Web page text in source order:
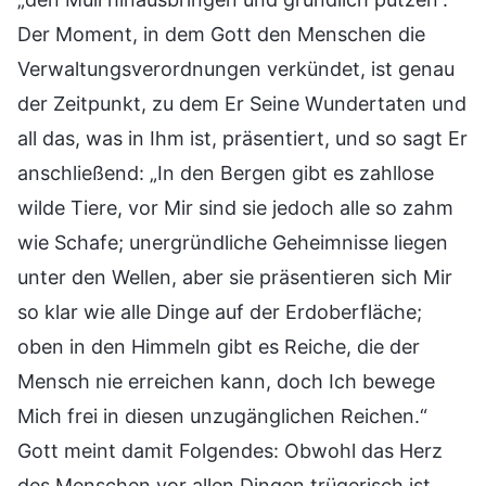
Der Moment, in dem Gott den Menschen die
Verwaltungsverordnungen verkündet, ist genau
der Zeitpunkt, zu dem Er Seine Wundertaten und
all das, was in Ihm ist, präsentiert, und so sagt Er
anschließend: „In den Bergen gibt es zahllose
wilde Tiere, vor Mir sind sie jedoch alle so zahm
wie Schafe; unergründliche Geheimnisse liegen
unter den Wellen, aber sie präsentieren sich Mir
so klar wie alle Dinge auf der Erdoberfläche;
oben in den Himmeln gibt es Reiche, die der
Mensch nie erreichen kann, doch Ich bewege
Mich frei in diesen unzugänglichen Reichen.“
Gott meint damit Folgendes: Obwohl das Herz